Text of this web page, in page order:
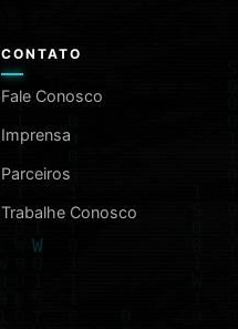
CONTATO
Fale Conosco
Imprensa
Parceiros
Trabalhe Conosco